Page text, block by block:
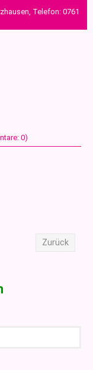
Telefon: 0761
0)
Zurück